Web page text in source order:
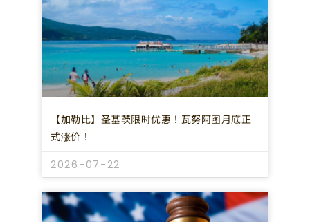
【加勒比】圣基茨限时优惠！瓦努阿图月底正
式涨价！
2026-07-22